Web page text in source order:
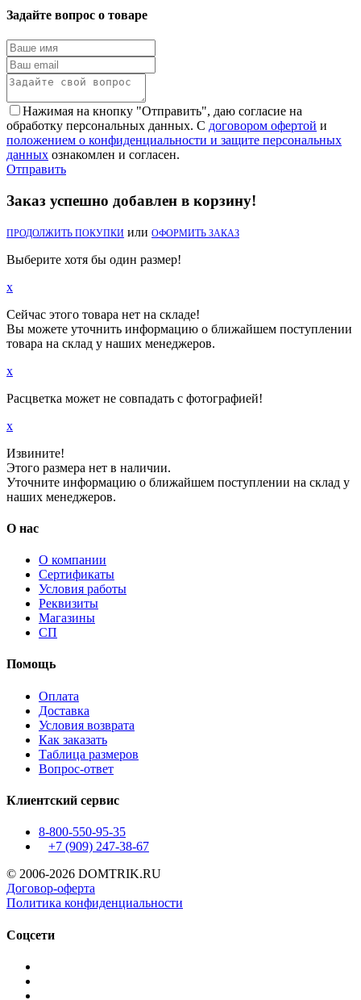
Задайте вопрос о товаре
Нажимая на кнопку "Отправить", даю согласие на
обработку персональных данных. С договором офертой и
положением о конфиденциальности и защите персональных
данных ознакомлен и согласен.
Отправить
Заказ успешно добавлен в корзину!
ПРОДОЛЖИТЬ ПОКУПКИ или ОФОРМИТЬ ЗАКАЗ
Выберите хотя бы один размер!
x
Сейчас этого товара нет на складе!
Вы можете уточнить информацию о ближайшем поступлении
товара на склад у наших менеджеров.
x
Расцветка может не совпадать с фотографией!
x
Извините!
Этого размера нет в наличии.
Уточните информацию о ближайшем поступлении на склад у
наших менеджеров.
О нас
О компании
Сертификаты
Условия работы
Реквизиты
Магазины
СП
Помощь
Оплата
Доставка
Условия возврата
Как заказать
Таблица размеров
Вопрос-ответ
Клиентский сервис
8-800-550-95-35
+7 (909) 247-38-67
© 2006-2026 DOMTRIK.RU
Договор-оферта
Политика конфиденциальности
Соцсети